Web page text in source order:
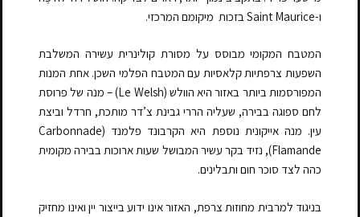
ו-Saint Maurice בזכות מיקומם המרכזי.
המטבח המקומי מבוסס על מסורת קולינרית עשירה המשלבת
השפעות צרפתיות קלאסיות עם המטבח הפלמי השכן. אחת המנות
המפורסמות ביותר באזור היא הוולש (Le Welsh) – מנה של פרוסת
לחם ספוגה בבירה, שעליה הררי גבינת צ’דר מותכת, חרדל וביצת
עין. מנה אייקונית נוספת היא הקרבונד פלמנד (Carbonnade
Flamande), נזיד בקר עשיר המבושל שעות ארוכות בבירה מקומית
כהה לצד סוכר חום ותבלינים.
בניגוד למרבית מחוזות צרפת, האזור אינו ידוע בייצור יין ואינו מחזיק